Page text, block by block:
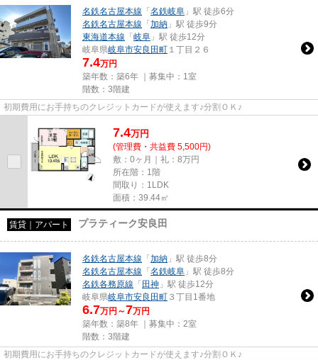
名鉄名古屋本線 「 名鉄岐阜 」駅 徒歩6分
名鉄名古屋本線 「 加納 」駅 徒歩9分
東海道本線 「 岐阜 」駅 徒歩12分
岐阜県岐阜市安良田町 １丁目２６
7.4万円
築年数：築6年 ｜募集中： 1室
階数：3階建
初期費用にお手持ちのクレジットカードが使えます♪分割ＯＫ♪
7.4万円
(管理費・共益費 5,500円)
敷：0ヶ月｜礼：8万円
所在階：1階
間取り：1LDK
面積：39.44㎡
賃貸｜アパート プラティーク安良田
名鉄名古屋本線 「 加納 」駅 徒歩8分
名鉄名古屋本線 「 名鉄岐阜 」駅 徒歩8分
名鉄各務原線 「 田神 」駅 徒歩12分
岐阜県岐阜市安良田町 ３丁目1番地
6.7万円～7万円
築年数：築8年 ｜募集中： 2室
階数：3階建
初期費用にお手持ちのクレジットカードが使えます♪分割ＯＫ♪